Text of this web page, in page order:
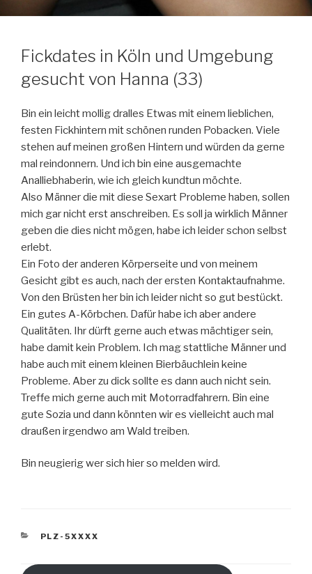
Fickdates in Köln und Umgebung
gesucht von Hanna (33)
Bin ein leicht mollig dralles Etwas mit einem lieblichen,
festen Fickhintern mit schönen runden Pobacken. Viele
stehen auf meinen großen Hintern und würden da gerne
mal reindonnern. Und ich bin eine ausgemachte
Analliebhaberin, wie ich gleich kundtun möchte.
Also Männer die mit diese Sexart Probleme haben, sollen
mich gar nicht erst anschreiben. Es soll ja wirklich Männer
geben die dies nicht mögen, habe ich leider schon selbst
erlebt.
Ein Foto der anderen Körperseite und von meinem
Gesicht gibt es auch, nach der ersten Kontaktaufnahme.
Von den Brüsten her bin ich leider nicht so gut bestückt.
Ein gutes A-Körbchen. Dafür habe ich aber andere
Qualitäten. Ihr dürft gerne auch etwas mächtiger sein,
habe damit kein Problem. Ich mag stattliche Männer und
habe auch mit einem kleinen Bierbäuchlein keine
Probleme. Aber zu dick sollte es dann auch nicht sein.
Treffe mich gerne auch mit Motorradfahrern. Bin eine
gute Sozia und dann könnten wir es vielleicht auch mal
draußen irgendwo am Wald treiben.
Bin neugierig wer sich hier so melden wird.
KATEGORIEN
PLZ-5XXXX